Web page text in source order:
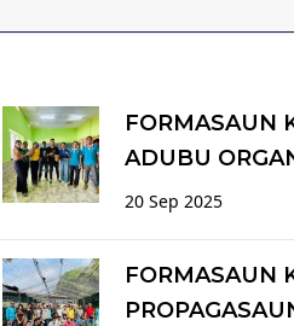
FORMASAUN
ADUBU
20 Sep 2025
FORMASAUN